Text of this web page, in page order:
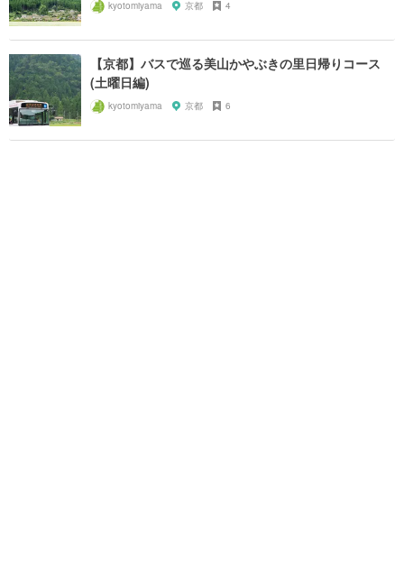
kyotomiyama 京都 4
【京都】バスで巡る美山かやぶきの里日帰りコース
(土曜日編)
kyotomiyama 京都 6